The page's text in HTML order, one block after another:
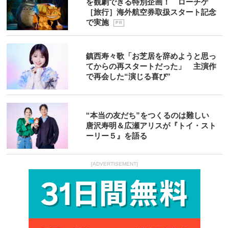
を観劇できる特別企画！ ローチケ
［旅行］海外航空券取扱スタート記念
で実施
P R
鎮西寿々歌「お芝居を辞めようと思っ
てからの再スタートだった」 主演作
で再会した“演じる喜び”
“本当の友だち”をつくるのは難しい
唐沢寿明＆広瀬アリスが『トイ・スト
ーリー５』を語る
[ADVERTISEMENT]